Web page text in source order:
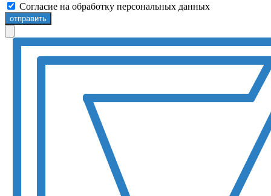
Согласие на обработку персональных данных
отправить